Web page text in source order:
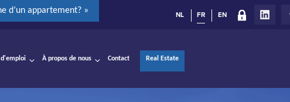
d’un appartement? » NL FR EN
À propos de nous Contact Real Estate